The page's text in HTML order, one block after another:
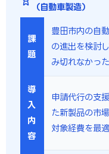
（自動車製造）
課
題
豊田市内の自
の進出を検討
み切れなかった
導
入
内
容
申請代行の支
た新製品の市
対象経費を最